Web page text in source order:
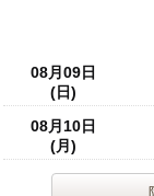
08月09日
(日)
08月10日
(月)